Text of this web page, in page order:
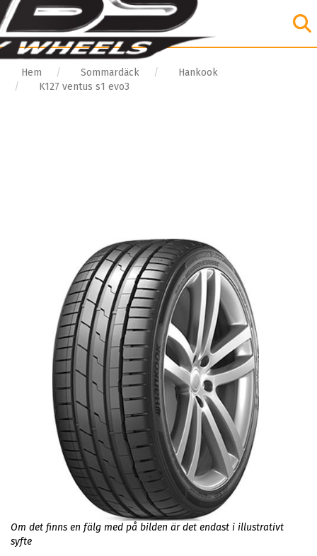
Hem Sommardäck
Hankook
K127 ventus s1 evo3
Om det finns en fälg med på bilden är det endast i illustrativt
syfte